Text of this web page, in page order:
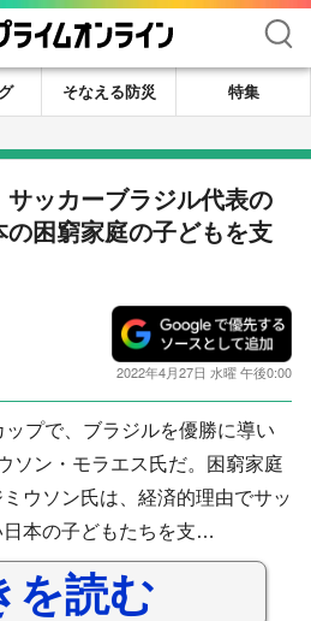
検索
そなえる防災
特集
サッカーブラジル代表の
の困窮家庭の子どもを支
2022年4月27日 水曜 午後0:00
プで、ブラジルを優勝に導い
ソン・モラエス氏だ。困窮家庭
ウソン氏は、経済的理由でサッ
本の子どもたちを支…
を読む